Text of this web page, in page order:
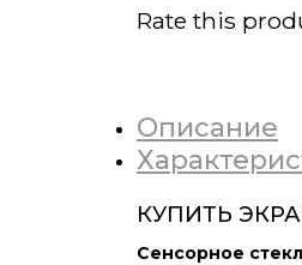
Rate this
Описание
КУПИТЬ
Сенсорное